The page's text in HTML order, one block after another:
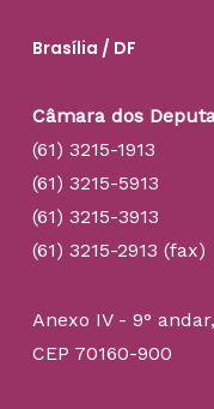
Brasília / DF
Câmara dos
(61) 3215-1913
(61) 3215-5913
(61) 3215-3913
(61) 3215-2913 (fax)
Anexo IV - 9°
CEP 70160-900